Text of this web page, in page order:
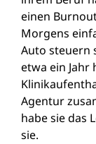
einen
Morgens
Auto steuern
etwa ein Jahr
Agentur
habe sie das
sie.